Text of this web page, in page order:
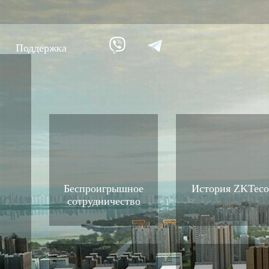
против
Умный дом
Видеодомофон
Больше>>
Учет
Учет
Учет
Биометрические
Поддержка
Беспроигрышное
сотрудничество
История ZKTeco